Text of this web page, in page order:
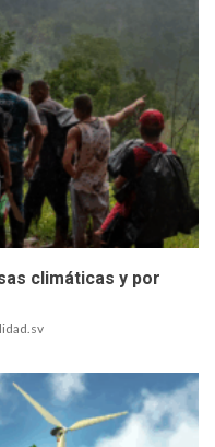
climáticas y por